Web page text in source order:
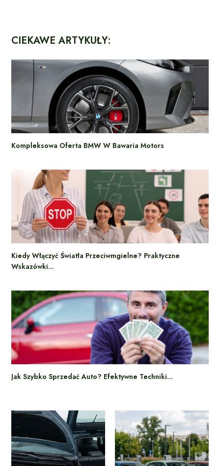
CIEKAWE ARTYKUŁY:
Kompleksowa Oferta BMW W Bawaria Motors
Kiedy Włączyć Światła Przeciwmgielne? Praktyczne
Wskazówki…
Jak Szybko Sprzedać Auto? Efektywne Techniki…